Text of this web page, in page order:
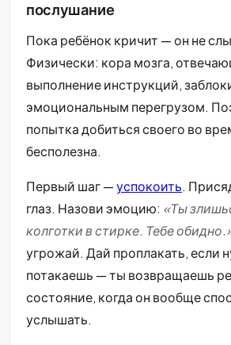
послушание
Пока ребёнок кричит — он не
Физически: кора мозга,
выполнение инструкций,
эмоциональным перегрузом.
попытка добиться своего во
бесполезна.
Первый шаг —успокоить.
глаз. Назови эмоцию: «Ты
колготки в стирке. Тебе
угрожай. Дай проплакать, если
потакаешь — ты возвращаешь
состояние, когда он вообще
услышать.